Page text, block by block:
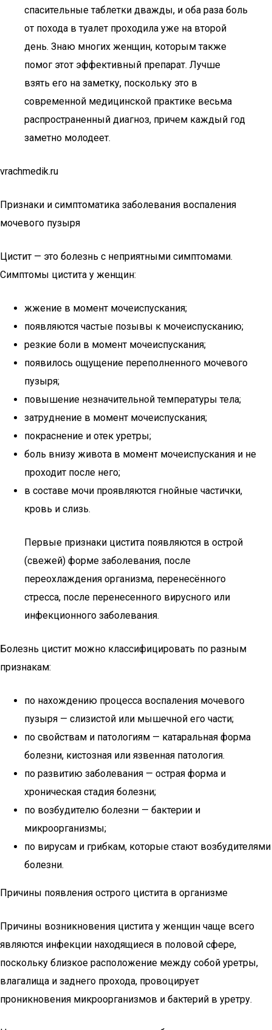
спасительные таблетки дважды, и оба раза боль
от похода в туалет проходила уже на второй
день. Знаю многих женщин, которым также
помог этот эффективный препарат. Лучше
взять его на заметку, поскольку это в
современной медицинской практике весьма
распространенный диагноз, причем каждый год
заметно молодеет.
vrachmedik.ru
Признаки и симптоматика заболевания воспаления
мочевого пузыря
Цистит — это болезнь с неприятными симптомами.
Симптомы цистита у женщин:
жжение в момент мочеиспускания;
появляются частые позывы к мочеиспусканию;
резкие боли в момент мочеиспускания;
появилось ощущение переполненного мочевого
пузыря;
повышение незначительной температуры тела;
затруднение в момент мочеиспускания;
покраснение и отек уретры;
боль внизу живота в момент мочеиспускания и не
проходит после него;
в составе мочи проявляются гнойные частички,
кровь и слизь.
Первые признаки цистита появляются в острой
(свежей) форме заболевания, после
переохлаждения организма, перенесённого
стресса, после перенесенного вирусного или
инфекционного заболевания.
Болезнь цистит можно классифицировать по разным
признакам:
по нахождению процесса воспаления мочевого
пузыря — слизистой или мышечной его части;
по свойствам и патологиям — катаральная форма
болезни, кистозная или язвенная патология.
по развитию заболевания — острая форма и
хроническая стадия болезни;
по возбудителю болезни — бактерии и
микроорганизмы;
по вирусам и грибкам, которые стают возбудителями
болезни.
Причины появления острого цистита в организме
Причины возникновения цистита у женщин чаще всего
являются инфекции находящиеся в половой сфере,
поскольку близкое расположение между собой уретры,
влагалища и заднего прохода, провоцирует
проникновения микроорганизмов и бактерий в уретру.